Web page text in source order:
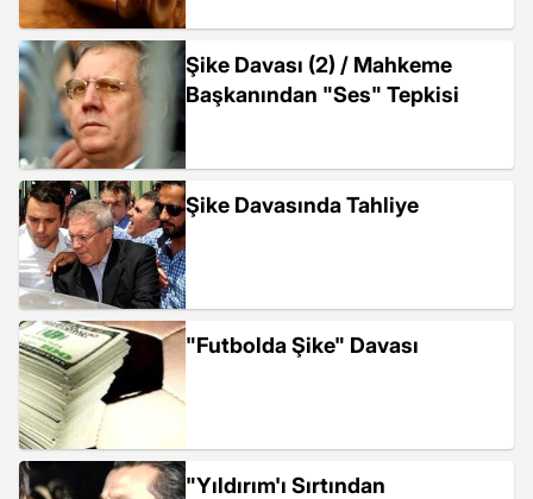
Şike Davası (2) / Mahkeme
Başkanından "Ses" Tepkisi
Şike Davasında Tahliye
"Futbolda Şike" Davası
"Yıldırım'ı Sırtından